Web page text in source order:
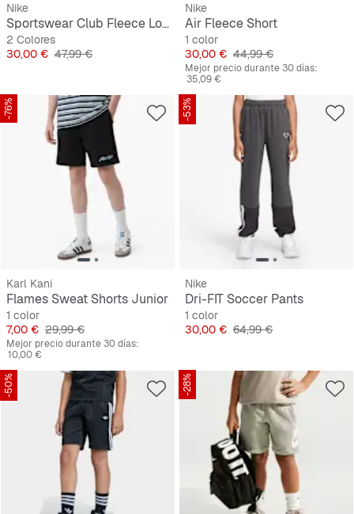
Nike
Sportswear Club Fleece Loose Graphic Pant
2 Colores
Precio
30,00 € Precio original
47,99 €
Nike
Air Fleece Short
1 color
Precio
30,00 € Precio original
44,99 €
Mejor precio durante 30 días:
35,09 €
-76%
Karl Kani
Flames Sweat Shorts Junior
1 color
Precio
7,00 € Precio original
29,99 €
Mejor precio durante 30 días:
10,00 €
-53%
Nike
Dri-FIT Soccer Pants
1 color
Precio
30,00 € Precio original
64,99 €
-50% -28%